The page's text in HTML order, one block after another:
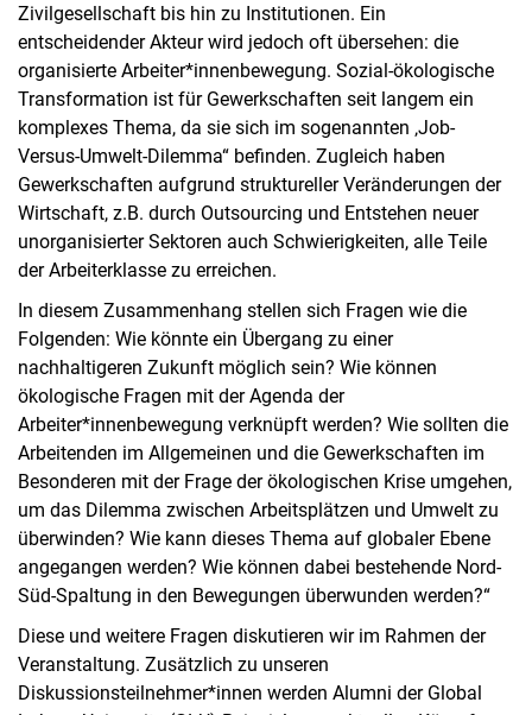
Zivilgesellschaft bis hin zu Institutionen. Ein
entscheidender Akteur wird jedoch oft übersehen: die
organisierte Arbeiter*innenbewegung. Sozial-ökologische
Transformation ist für Gewerkschaften seit langem ein
komplexes Thema, da sie sich im sogenannten ‚Job-
Versus-Umwelt-Dilemma“ befinden. Zugleich haben
Gewerkschaften aufgrund struktureller Veränderungen der
Wirtschaft, z.B. durch Outsourcing und Entstehen neuer
unorganisierter Sektoren auch Schwierigkeiten, alle Teile
der Arbeiterklasse zu erreichen.
In diesem Zusammenhang stellen sich Fragen wie die
Folgenden: Wie könnte ein Übergang zu einer
nachhaltigeren Zukunft möglich sein? Wie können
ökologische Fragen mit der Agenda der
Arbeiter*innenbewegung verknüpft werden? Wie sollten die
Arbeitenden im Allgemeinen und die Gewerkschaften im
Besonderen mit der Frage der ökologischen Krise umgehen,
um das Dilemma zwischen Arbeitsplätzen und Umwelt zu
überwinden? Wie kann dieses Thema auf globaler Ebene
angegangen werden? Wie können dabei bestehende Nord-
Süd-Spaltung in den Bewegungen überwunden werden?“
Diese und weitere Fragen diskutieren wir im Rahmen der
Veranstaltung. Zusätzlich zu unseren
Diskussionsteilnehmer*innen werden Alumni der Global